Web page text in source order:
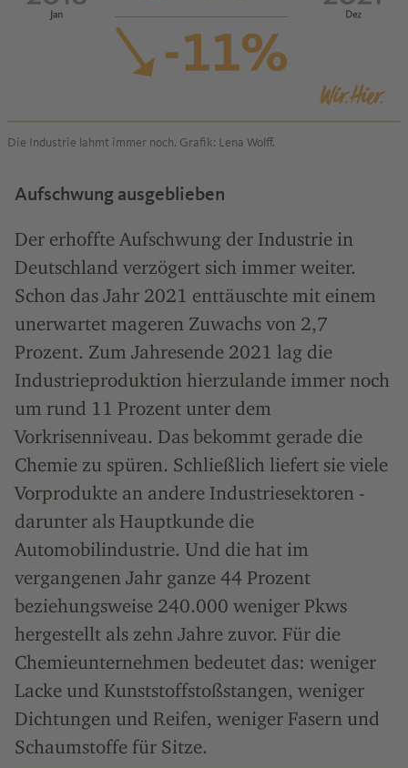
Die Industrie lahmt immer noch. Grafik: Lena Wolff.
Aufschwung ausgeblieben
Der erhoffte Aufschwung der Industrie in
Deutschland verzögert sich immer weiter.
Schon das Jahr 2021 enttäuschte mit einem
unerwartet mageren Zuwachs von 2,7
Prozent. Zum Jahresende 2021 lag die
Industrieproduktion hierzulande immer noch
um rund 11 Prozent unter dem
Vorkrisenniveau. Das bekommt gerade die
Chemie zu spüren. Schließlich liefert sie viele
Vorprodukte an andere Industriesektoren -
darunter als Hauptkunde die
Automobilindustrie. Und die hat im
vergangenen Jahr ganze 44 Prozent
beziehungsweise 240.000 weniger Pkws
hergestellt als zehn Jahre zuvor. Für die
Chemieunternehmen bedeutet das: weniger
Lacke und Kunststoffstoßstangen, weniger
Dichtungen und Reifen, weniger Fasern und
Schaumstoffe für Sitze.